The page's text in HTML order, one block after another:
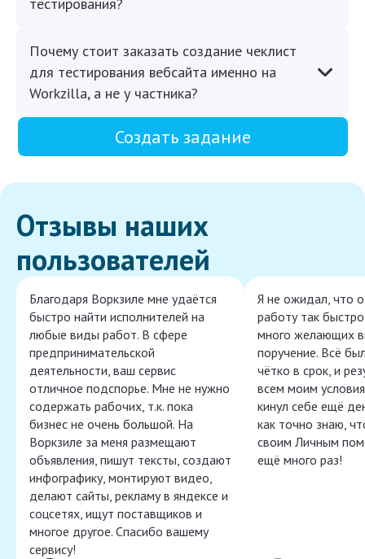
тестирования?
Почему стоит заказать создание чеклист
для тестирования вебсайта именно на
Workzilla, а не у частника?
Создать задание
Отзывы наших
пользователей
Благодаря Воркзиле мне удаётся
быстро найти исполнителей на
любые виды работ. В сфере
предпринимательской
деятельности, ваш сервис
отличное подспорье. Мне не нужно
содержать рабочих, т.к. пока
бизнес не очень большой. На
Воркзиле за меня размещают
объявления, пишут тексты, создают
инфографику, монтируют видео,
делают сайты, рекламу в яндексе и
соцсетях, ищут поставщиков и
многое другое. Спасибо вашему
сервису!
Я не ожидал, что
работу так
много желающих
поручение. Всё
чётко в срок, и
всем моим
кинул себе ещё
как точно знаю,
своим Личным
ещё много раз!